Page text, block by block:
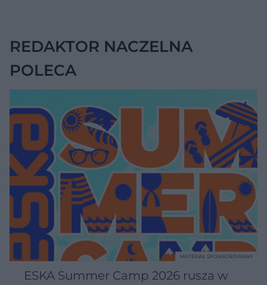
REDAKTOR NACZELNA
POLECA
ESKA Summer Camp 2026 rusza w
MATERIAŁ SPONSOROWANY